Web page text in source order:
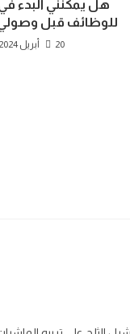
هل يمكنني البدء
للوظائف قبل وصولي
20 أبريل 2024